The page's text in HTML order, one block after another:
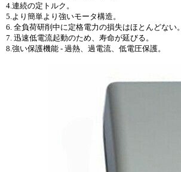
4.連続の定トルク。
5.より簡単より強いモータ構造。
6. 全負荷研削中に定格電力の損失はほとんどない。
7. 迅速低電流起動のため、寿命が延びる。
8.強い保護機能 - 過熱、過電流、低電圧保護。